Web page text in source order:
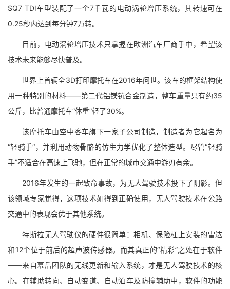
SQ7 TDI车型装配了一个7千瓦的电动涡轮增压系统，其转速可在
0.25秒内达到每分钟7万转。
目前，电动涡轮增压技术只掌握在欧洲汽车厂商手中，希望该
技术未来能够尽快普及。
世界上首辆全3D打印摩托车在2016年问世。该车的框架结构使
用一种特别的材料——第二代铝镁钪合金制造，整车重量只有约35
公斤，比普通摩托车“体重”轻了30%。
该摩托车由空中客车旗下一家子公司制造，制造者为它起名为
“轻骑手”，并利用动物骨骼的仿生力学优化了整体造型。尽管“轻骑
手”不适合在高速上飞驰，但在正常的城市交通中游刃有余。
2016年发生的一起致命事故，为无人驾驶技术投下了阴影。但
该领域专家觉得，这项技术如得到正确使用，无人驾驶技术在公路
交通中的表现会优于其他系统。
特斯拉无人驾驶仪的硬件很简单：相机、保险杠上安装的雷达
和12个位于前后的超声波传感器。而其真正的“精彩”之处在于软件
——来自幕后团队的无线更新和输入系统，才是无人驾驶技术的核
心。在辅助转向、自动变道、自动泊车及防撞辅助中，软件的功能